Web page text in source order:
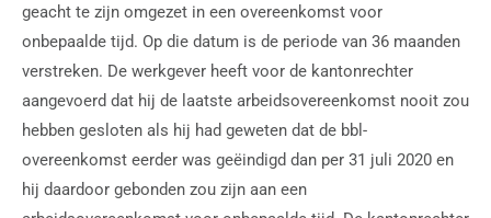
geacht te zijn omgezet in een overeenkomst voor
onbepaalde tijd. Op die datum is de periode van 36 maanden
verstreken. De werkgever heeft voor de kantonrechter
aangevoerd dat hij de laatste arbeidsovereenkomst nooit zou
hebben gesloten als hij had geweten dat de bbl-
overeenkomst eerder was geëindigd dan per 31 juli 2020 en
hij daardoor gebonden zou zijn aan een